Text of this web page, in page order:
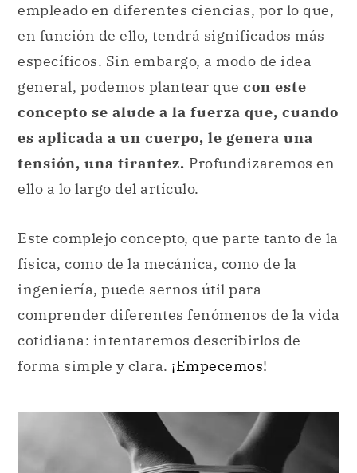
empleado en diferentes ciencias, por lo que,
en función de ello, tendrá significados más
específicos. Sin embargo, a modo de idea
general, podemos plantear que con este
concepto se alude a la fuerza que, cuando
es aplicada a un cuerpo, le genera una
tensión, una tirantez. Profundizaremos en
ello a lo largo del artículo.
Este complejo concepto, que parte tanto de la
física, como de la mecánica, como de la
ingeniería, puede sernos útil para
comprender diferentes fenómenos de la vida
cotidiana: intentaremos describirlos de
forma simple y clara. ¡Empecemos!